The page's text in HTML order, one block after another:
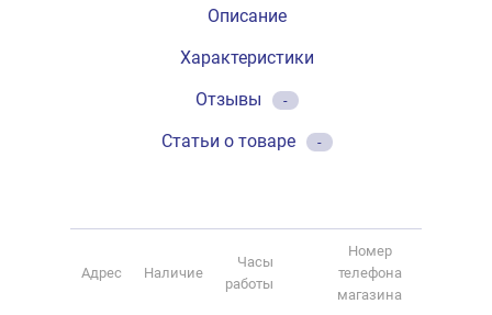
Описание
Характеристики
Отзывы
-
Статьи о товаре -
Адрес Наличие
Часы
работы
Номер
телефона
магазина